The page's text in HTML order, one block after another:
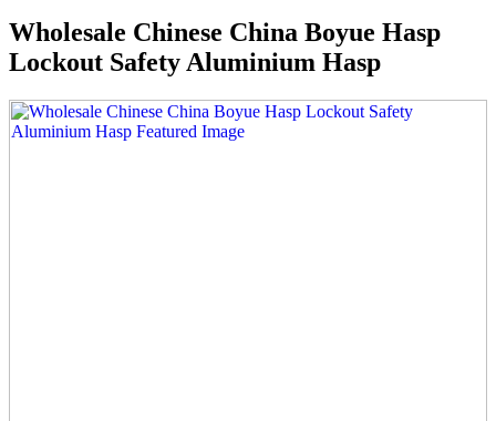
Wholesale Chinese China Boyue Hasp
Lockout Safety Aluminium Hasp